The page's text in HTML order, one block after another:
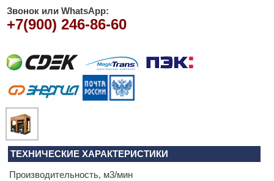
Звонок или WhatsApp:
+7(900) 246-86-60
ТЕХНИЧЕСКИЕ ХАРАКТЕРИСТИКИ
Производительность, м3/мин